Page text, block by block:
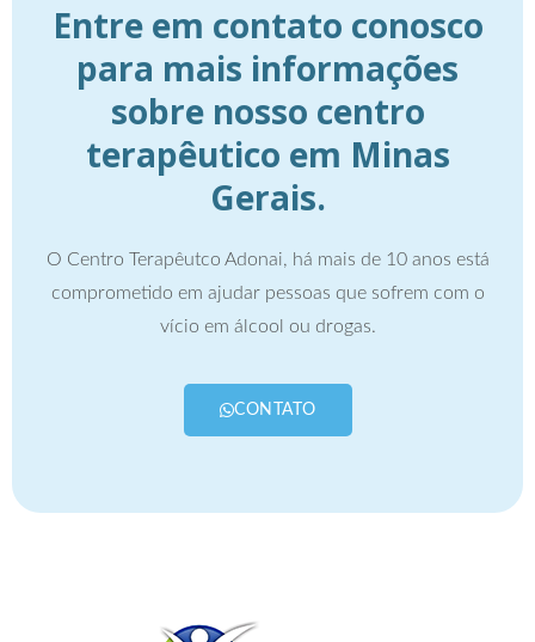
Entre em contato conosco
para mais informações
sobre nosso centro
terapêutico em Minas
Gerais.
O Centro Terapêutco Adonai, há mais de 10 anos está
comprometido em ajudar pessoas que sofrem com o
vício em álcool ou drogas.
CONTATO